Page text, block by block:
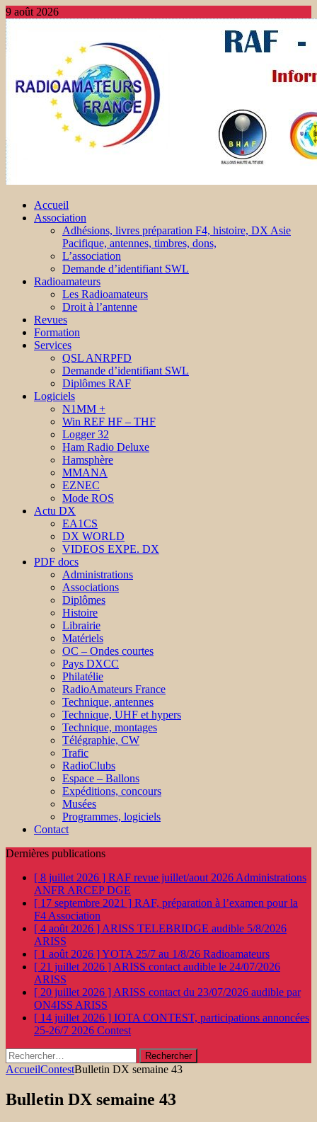
9 août 2026
Accueil
Association
Adhésions, livres préparation F4, histoire, DX Asie
Pacifique, antennes, timbres, dons,
L’association
Demande d’identifiant SWL
Radioamateurs
Les Radioamateurs
Droit à l’antenne
Revues
Formation
Services
QSL ANRPFD
Demande d’identifiant SWL
Diplômes RAF
Logiciels
N1MM +
Win REF HF – THF
Logger 32
Ham Radio Deluxe
Hamsphère
MMANA
EZNEC
Mode ROS
Actu DX
EA1CS
DX WORLD
VIDEOS EXPE. DX
PDF docs
Administrations
Associations
Diplômes
Histoire
Librairie
Matériels
OC – Ondes courtes
Pays DXCC
Philatélie
RadioAmateurs France
Technique, antennes
Technique, UHF et hypers
Technique, montages
Télégraphie, CW
Trafic
RadioClubs
Espace – Ballons
Expéditions, concours
Musées
Programmes, logiciels
Contact
Dernières publications
[ 8 juillet 2026 ] RAF revue juillet/aout 2026 Administrations
ANFR ARCEP DGE
[ 17 septembre 2021 ] RAF, préparation à l’examen pour la
F4 Association
[ 4 août 2026 ] ARISS TELEBRIDGE audible 5/8/2026
ARISS
[ 1 août 2026 ]YOTA 25/7 au 1/8/26 Radioamateurs
[ 21 juillet 2026 ] ARISS contact audible le 24/07/2026
ARISS
[ 20 juillet 2026 ] ARISS contact du 23/07/2026 audible par
ON4ISS ARISS
[ 14 juillet 2026 ] IOTA CONTEST, participations annoncées
25-26/7 2026 Contest
Rechercher :
AccueilContestBulletin DX semaine 43
Bulletin DX semaine 43